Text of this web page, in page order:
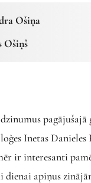
Ošiņa
Ošiņš
Inetas Danieles
ir interesanti
dienai apiņus